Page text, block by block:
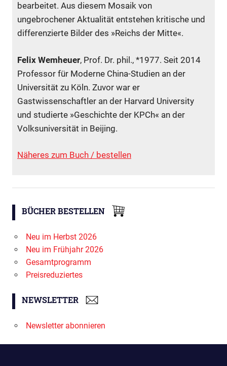
bearbeitet. Aus diesem Mosaik von
ungebrochener Aktualität entstehen kritische und
differenzierte Bilder des »Reichs der Mitte«.
Felix Wemheuer, Prof. Dr. phil., *1977. Seit 2014
Professor für Moderne China-Studien an der
Universität zu Köln. Zuvor war er
Gastwissenschaftler an der Harvard University
und studierte »Geschichte der KPCh« an der
Volksuniversität in Beijing.
Näheres zum Buch / bestellen
BÜCHER BESTELLEN
Neu im Herbst 2026
Neu im Frühjahr 2026
Gesamtprogramm
Preisreduziertes
NEWSLETTER
Newsletter abonnieren